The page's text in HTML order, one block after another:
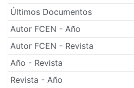
Últimos Documentos
Autor FCEN - Año
Autor FCEN - Revista
Año - Revista
Revista - Año